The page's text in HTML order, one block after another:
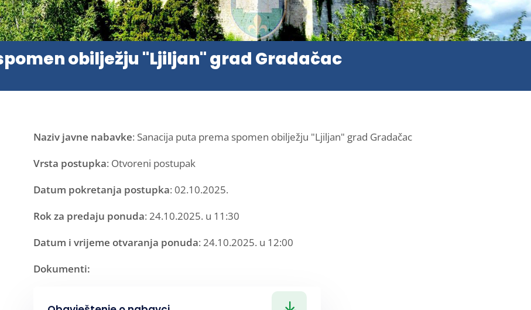
obilježju "Ljiljan" grad Gradačac
Naziv javne nabavke: Sanacija puta prema spomen obilježju "Ljiljan" grad Gradačac
Vrsta postupka: Otvoreni postupak
Datum pokretanja postupka: 02.10.2025.
Rok za predaju ponuda: 24.10.2025. u 11:30
Datum i vrijeme otvaranja ponuda: 24.10.2025. u 12:00
Dokumenti: